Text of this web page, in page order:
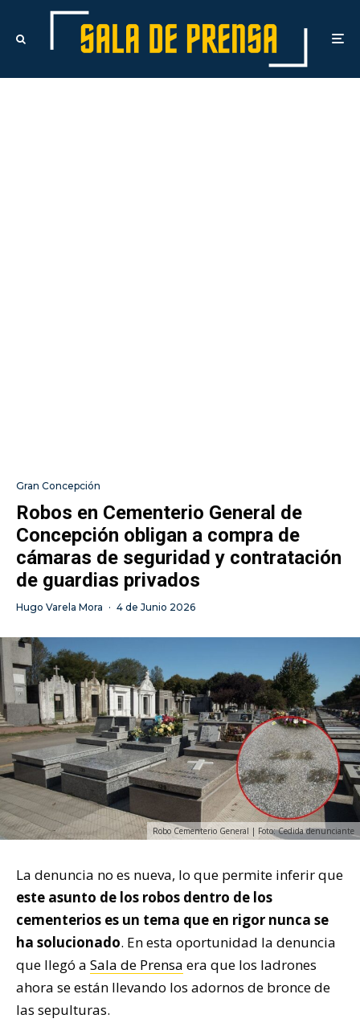
Gran Concepción
Robos en Cementerio General de
Concepción obligan a compra de
cámaras de seguridad y contratación
de guardias privados
Hugo Varela Mora · 4 de Junio 2026
Robo Cementerio General | Foto: Cedida denunciante
La denuncia no es nueva, lo que permite inferir que
este asunto de los robos dentro de los
cementerios es un tema que en rigor nunca se
ha solucionado. En esta oportunidad la denuncia
que llegó a Sala de Prensa era que los ladrones
ahora se están llevando los adornos de bronce de
las sepulturas.